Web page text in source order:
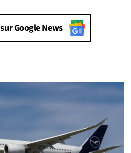
Google News